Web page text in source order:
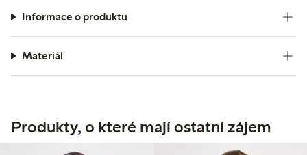
Informace o produktu
Materiál
Produkty, o které mají ostatní zájem